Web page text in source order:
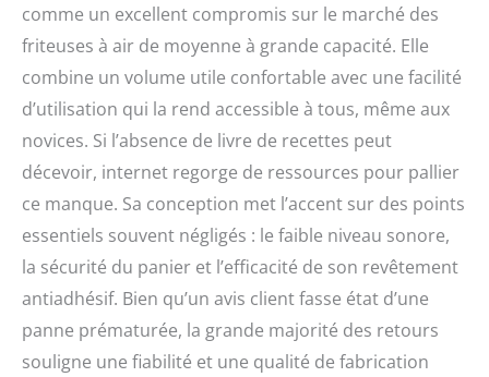
comme un excellent compromis sur le marché des
friteuses à air de moyenne à grande capacité. Elle
combine un volume utile confortable avec une facilité
d’utilisation qui la rend accessible à tous, même aux
novices. Si l’absence de livre de recettes peut
décevoir, internet regorge de ressources pour pallier
ce manque. Sa conception met l’accent sur des points
essentiels souvent négligés : le faible niveau sonore,
la sécurité du panier et l’efficacité de son revêtement
antiadhésif. Bien qu’un avis client fasse état d’une
panne prématurée, la grande majorité des retours
souligne une fiabilité et une qualité de fabrication